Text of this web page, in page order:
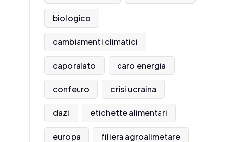
biologico
cambiamenti climatici
caporalato caro energia
confeuro crisi ucraina
dazi etichette alimentari
europa filiera agroalimetare